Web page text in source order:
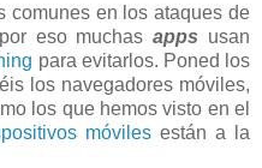
comunes en los ataques de
eso muchasapps usan
para evitarlos. Poned los
los navegadores móviles,
los que hemos visto en el
móvilesestán a la